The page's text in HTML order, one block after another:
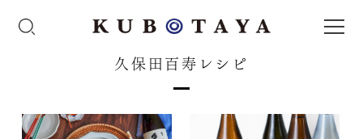
久保田百寿レシピ